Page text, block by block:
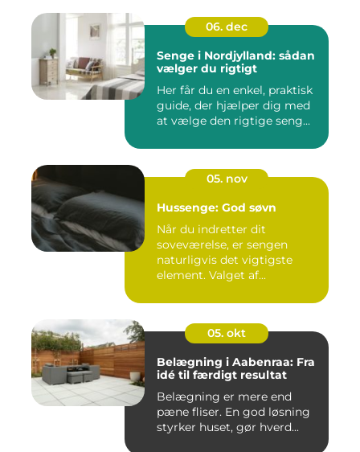
06. dec
Senge i Nordjylland: sådan
vælger du rigtigt
Her får du en enkel, praktisk
guide, der hjælper dig med
at vælge den rigtige seng...
05. nov
Hussenge: God søvn
Når du indretter dit
soveværelse, er sengen
naturligvis det vigtigste
element. Valget af...
05. okt
Belægning i Aabenraa: Fra
idé til færdigt resultat
Belægning er mere end
pæne fliser. En god løsning
styrker huset, gør hverd...